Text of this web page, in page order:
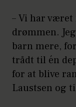
– Vi har været
drømmen.
barn mere,
trådt til én
for at blive
Laustsen og